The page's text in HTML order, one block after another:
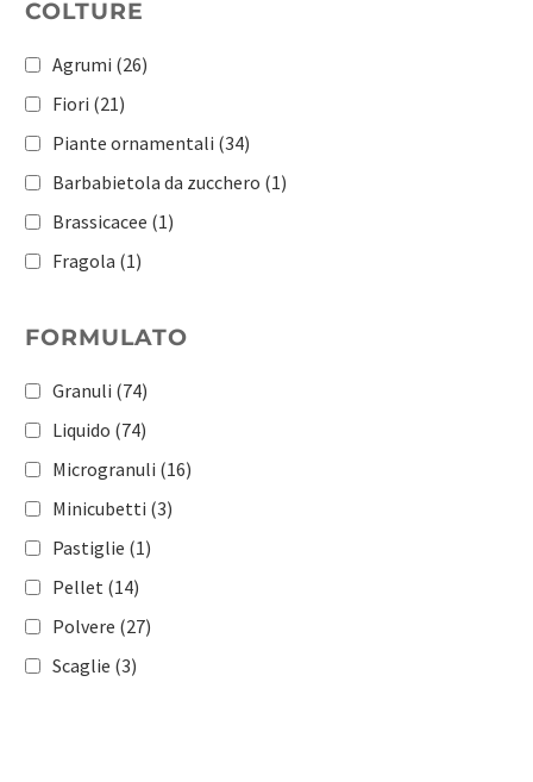
COLTURE
Agrumi (26)
Fiori (21)
Piante ornamentali (34)
Barbabietola da zucchero (1)
Brassicacee (1)
Fragola (1)
Patata(1)
Pomacee e drupacee
Pomodoro
(183)
(181)
(117)
(98)
(108)
FORMULATO
Granuli (74)
Liquido (74)
Microgranuli (16)
Minicubetti (3)
Pastiglie (1)
Pellet (14)
Polvere (27)
Scaglie (3)